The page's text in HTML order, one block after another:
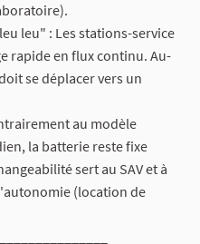
leu" : Les stations-service
rapide en flux continu. Au-
se déplacer vers un
au modèle
la batterie reste fixe
sert au SAV et à
(location de